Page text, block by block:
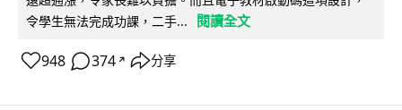
令學生無法完成功課，二手...
閱讀全文
948 374 ↗ 分享